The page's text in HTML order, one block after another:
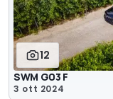
12
SWM G03 F
3 ott 2024